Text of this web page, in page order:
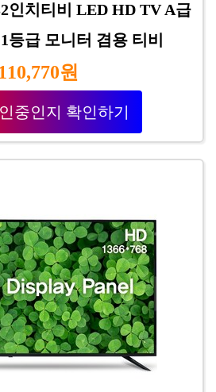
인치티비 LED HD TV A급
등급 모니터 겸용 티비
110,770원
중인지 확인하기